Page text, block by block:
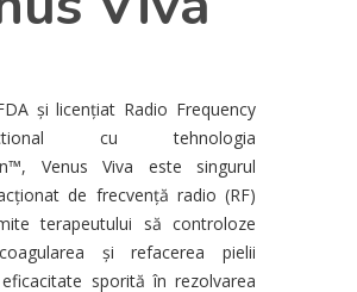
și licențiat Radio Frequency
cu tehnologia
Venus Viva este singurul
de frecvență radio (RF)
terapeutului să controloze
și refacerea pielii
sporită în rezolvarea